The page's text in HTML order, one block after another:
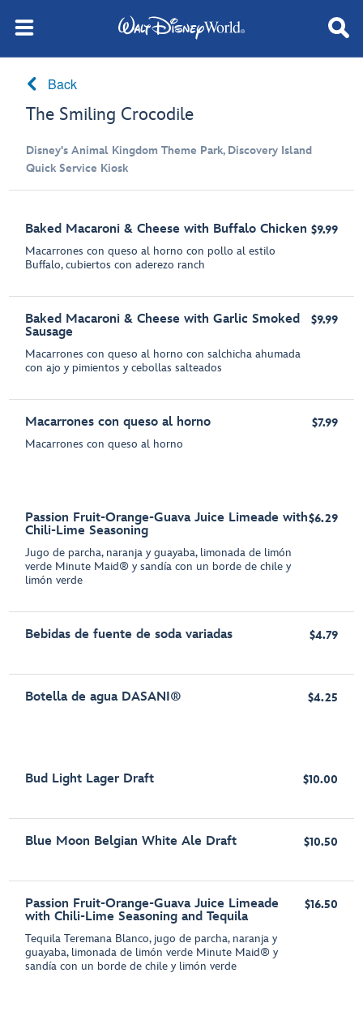
Back
The Smiling Crocodile
Disney's Animal Kingdom Theme Park, Discovery Island
Quick Service Kiosk
Baked Macaroni & Cheese with Buffalo Chicken
Macarrones con queso al horno con pollo al estilo
Buffalo, cubiertos con aderezo ranch
$9.99
Baked Macaroni & Cheese with Garlic Smoked
Sausage
Macarrones con queso al horno con salchicha ahumada
con ajo y pimientos y cebollas salteados
$9.99
Macarrones con queso al horno
Macarrones con queso al horno
$7.99
Passion Fruit-Orange-Guava Juice Limeade with
Chili-Lime Seasoning
Jugo de parcha, naranja y guayaba, limonada de limón
verde Minute Maid® y sandía con un borde de chile y
limón verde
$6.29
Bebidas de fuente de soda variadas $4.79
Botella de agua DASANI® $4.25
Bud Light Lager Draft $10.00
Blue Moon Belgian White Ale Draft $10.50
Passion Fruit-Orange-Guava Juice Limeade
with Chili-Lime Seasoning and Tequila
Tequila Teremana Blanco, jugo de parcha, naranja y
guayaba, limonada de limón verde Minute Maid® y
sandía con un borde de chile y limón verde
$16.50